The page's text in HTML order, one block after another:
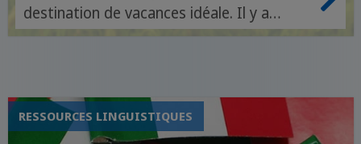
destination de vacances idéale. Il y a
cependant tellement de régions
caractéristiques et ses atouts. Laissez-
nous vous faciliter la tâche et vous
RESSOURCES LINGUISTIQUES